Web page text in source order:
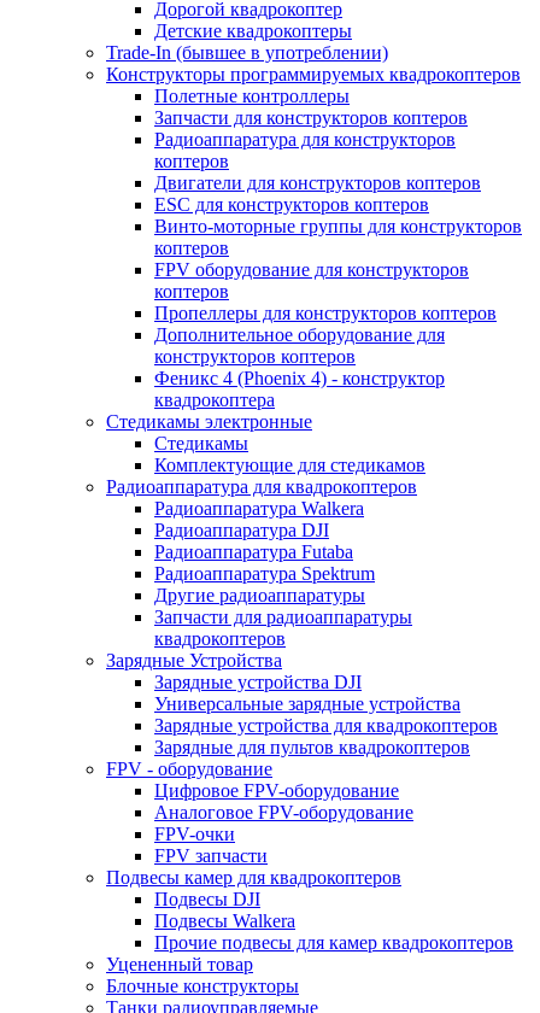
Дорогой квадрокоптер
Детские квадрокоптеры
Trade-In (бывшее в употреблении)
Конструкторы программируемых квадрокоптеров
Полетные контроллеры
Запчасти для конструкторов коптеров
Радиоаппаратура для конструкторов
коптеров
Двигатели для конструкторов коптеров
ESC для конструкторов коптеров
Винто-моторные группы для конструкторов
коптеров
FPV оборудование для конструкторов
коптеров
Пропеллеры для конструкторов коптеров
Дополнительное оборудование для
конструкторов коптеров
Феникс 4 (Phoenix 4) - конструктор
квадрокоптера
Cтедикамы электронные
Стедикамы
Комплектующие для стедикамов
Радиоаппаратура для квадрокоптеров
Радиоаппаратура Walkera
Радиоаппаратура DJI
Радиоаппаратура Futaba
Радиоаппаратура Spektrum
Другие радиоаппаратуры
Запчасти для радиоаппаратуры
квадрокоптеров
Зарядные Устройства
Зарядные устройства DJI
Универсальные зарядные устройства
Зарядные устройства для квадрокоптеров
Зарядные для пультов квадрокоптеров
FPV - оборудование
Цифровое FPV-оборудование
Аналоговое FPV-оборудование
FPV-очки
FPV запчасти
Подвесы камер для квадрокоптеров
Подвесы DJI
Подвесы Walkera
Прочие подвесы для камер квадрокоптеров
Уцененный товар
Блочные конструкторы
Танки радиоуправляемые